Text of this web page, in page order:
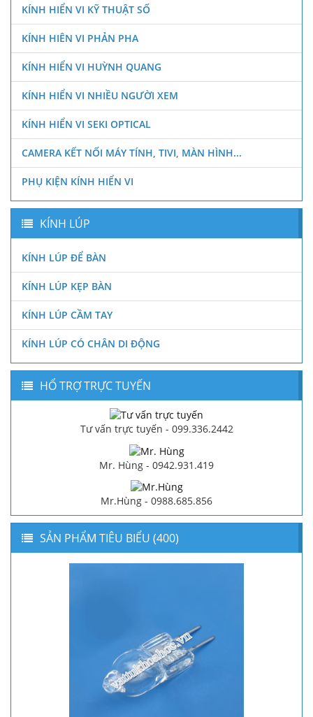
KÍNH HIỂN VI KỸ THUẬT SỐ
KÍNH HIÊN VI PHẢN PHA
KÍNH HIỂN VI HUỲNH QUANG
KÍNH HIỂN VI NHIỀU NGƯỜI XEM
KÍNH HIỂN VI SEKI OPTICAL
CAMERA KẾT NỐI MÁY TÍNH, TIVI, MÀN HÌNH...
PHỤ KIỆN KÍNH HIỂN VI
KÍNH LÚP
KÍNH LÚP ĐỂ BÀN
KÍNH LÚP KẸP BÀN
KÍNH LÚP CẦM TAY
KÍNH LÚP CÓ CHÂN DI ĐỘNG
HỔ TRỢ TRỰC TUYẾN
Tư vấn trực tuyến - 099.336.2442
Mr. Hùng - 0942.931.419
Mr.Hùng - 0988.685.856
SẢN PHẨM TIÊU BIỂU (400)